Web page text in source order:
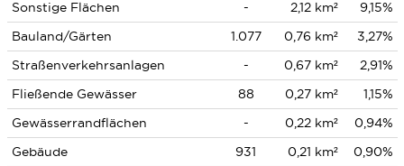
Sonstige Flächen - 2,12 km²
9,15%
Bauland/Gärten
1.077 0,76 km²
3,27%
Straßenverkehrsanlagen
- 0,67 km²
2,91%
Fließende Gewässer
88 0,27 km²
1,15%
Gewässerrandflächen
- 0,22 km²
0,94%
Gebäude
931 0,21 km²
0,90%